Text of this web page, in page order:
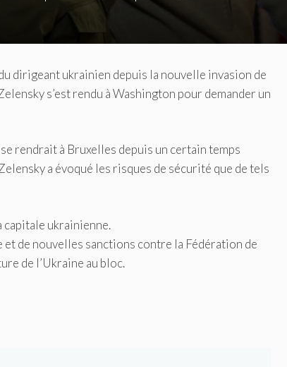
dirigeant ukrainien depuis la nouvelle invasion de
s’est rendu à Washington pour demander un
rendrait à Bruxelles depuis un certain temps
a évoqué les risques de sécurité que de tels
capitale ukrainienne.
de nouvelles sanctions contre la Fédération de
de l’Ukraine au bloc.